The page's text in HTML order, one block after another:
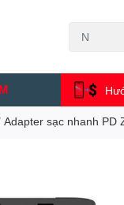
Adapter sạc nhanh PD